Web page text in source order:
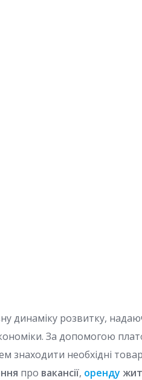
динаміку розвитку,
За допомогою
знаходити необхідні
про вакансії, оренду